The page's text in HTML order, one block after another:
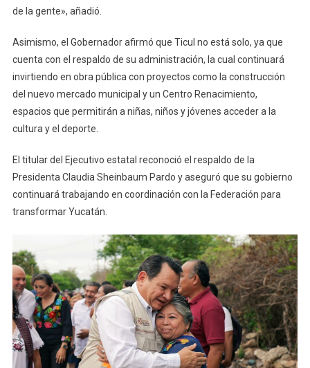
de la gente», añadió.
Asimismo, el Gobernador afirmó que Ticul no está solo, ya que
cuenta con el respaldo de su administración, la cual continuará
invirtiendo en obra pública con proyectos como la construcción
del nuevo mercado municipal y un Centro Renacimiento,
espacios que permitirán a niñas, niños y jóvenes acceder a la
cultura y el deporte.
El titular del Ejecutivo estatal reconoció el respaldo de la
Presidenta Claudia Sheinbaum Pardo y aseguró que su gobierno
continuará trabajando en coordinación con la Federación para
transformar Yucatán.